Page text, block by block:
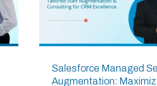
Salesforce Managed
Augmentation: